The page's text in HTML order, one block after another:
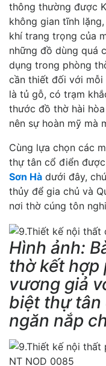
thông thường được
không gian tĩnh
khí trang trọng của
những đồ dùng quá
dụng trong phòng
cần thiết đối với
là tủ gỗ, có trạm
thước đồ thờ hài
nên sự hoàn mỹ mà
Cùng lựa chọn các
thự tân cổ điển
Sơn Hà dưới đây,
thủy để gia chủ và
nơi thờ cúng tôn
Hình ảnh:
thờ kết hợp
vương giả
biệt thự tân
ngăn nắp